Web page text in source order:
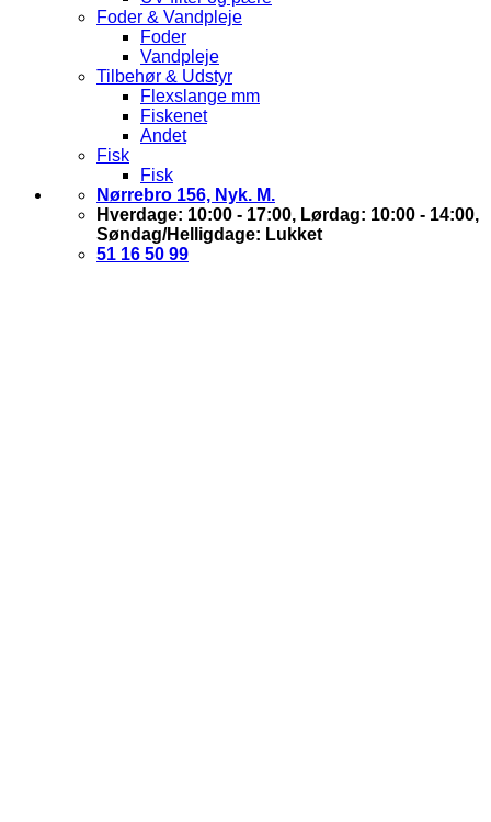
Foder & Vandpleje
Foder
Vandpleje
Tilbehør & Udstyr
Flexslange mm
Fiskenet
Andet
Fisk
Fisk
Nørrebro 156, Nyk. M.
Hverdage: 10:00 - 17:00, Lørdag: 10:00 - 14:00,
Søndag/Helligdage: Lukket
51 16 50 99